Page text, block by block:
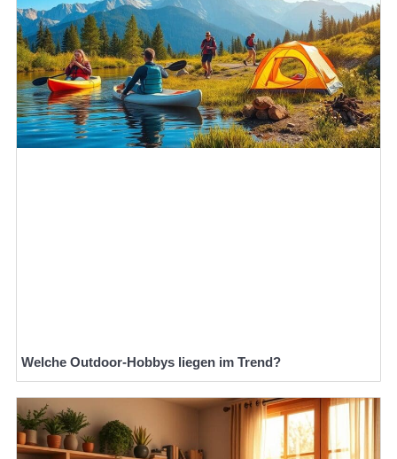
Welche Outdoor-Hobbys liegen im Trend?